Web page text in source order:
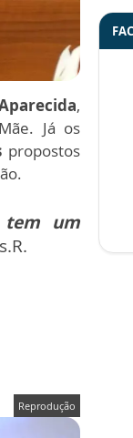
,
Já os
propostos
tem um
Reprodução